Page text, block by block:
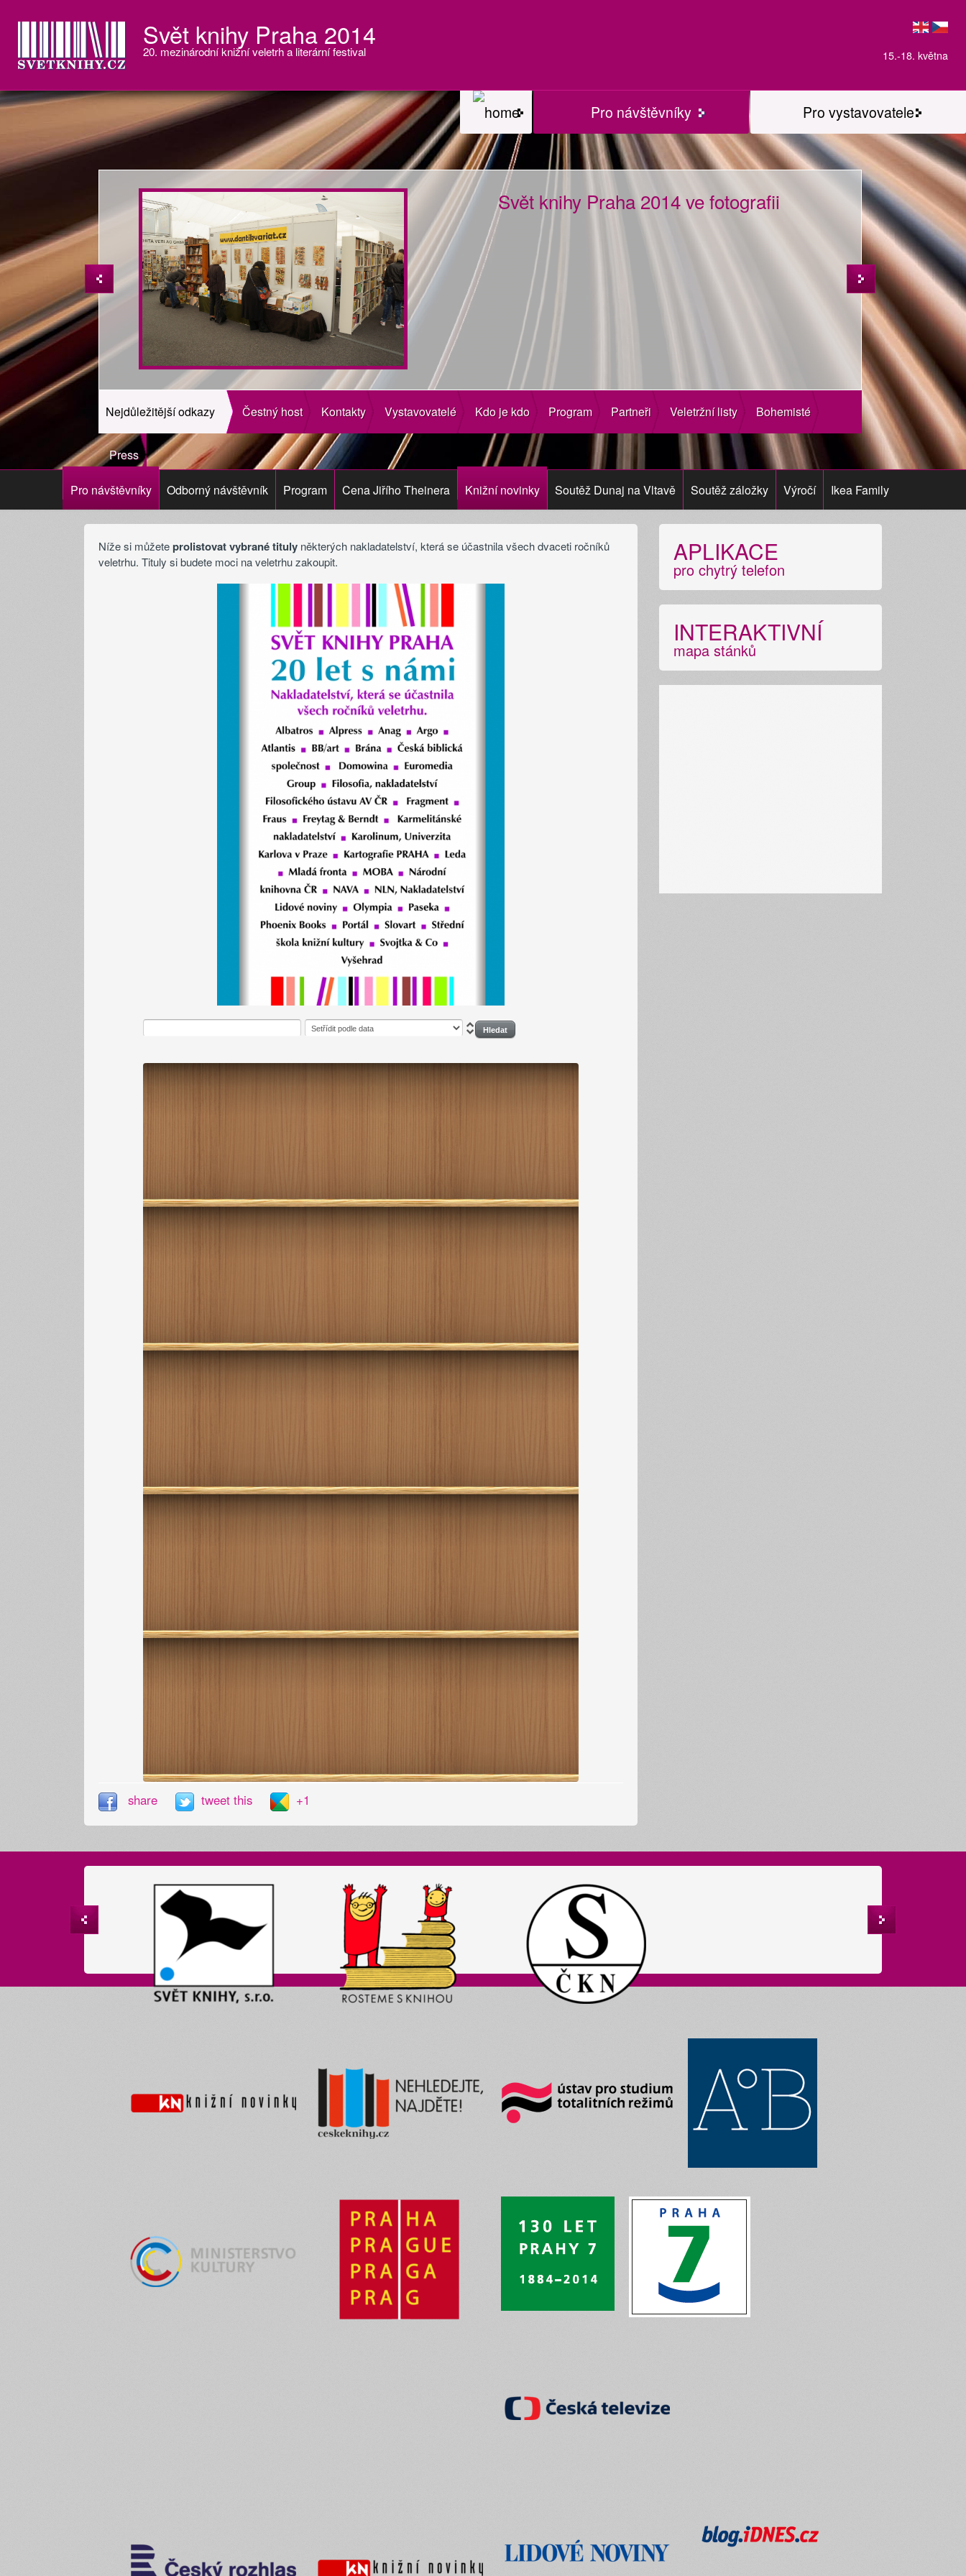
15.-18. května
Svět knihy Praha 2014
20. mezinárodní knižní veletrh a literární festival
Pro vystavovatele
Pro návštěvníky
Svět knihy Praha 2014 ve fotografii
Nejdůležitější odkazy Čestný host Kontakty Vystavovatelé Kdo je kdo Program Partneři Veletržní listy Bohemisté
Press
Pro návštěvníky Odborný návštěvník Program Cena Jiřího Theinera Knižní novinky Soutěž Dunaj na Vltavě Soutěž záložky Výročí Ikea Family
Níže si můžeteprolistovat vybrané tituly některých nakladatelství, která se účastnila všech dvaceti ročníků
veletrhu. Tituly si budete moci na veletrhu zakoupit.
share tweet this +1
APLIKACE
pro chytrý telefon
INTERAKTIVNÍ
mapa stánků